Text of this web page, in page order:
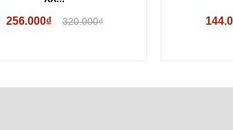
144.000₫ 180.000₫